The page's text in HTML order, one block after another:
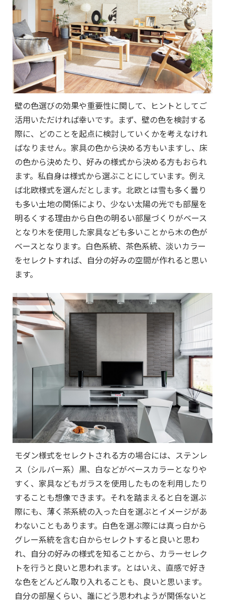
壁の色選びの効果や重要性に関して、ヒントとしてご
活用いただければ幸いです。まず、壁の色を検討する
際に、どのことを起点に検討していくかを考えなけれ
ばなりません。家具の色から決める方もいますし、床
の色から決めたり、好みの様式から決める方もおられ
ます。私自身は様式から選ぶことにしています。例え
ば北欧様式を選んだとします。北欧とは雪も多く曇り
も多い土地の関係により、少ない太陽の光でも部屋を
明るくする理由から白色の明るい部屋づくりがベース
となり木を使用した家具なども多いことから木の色が
ベースとなります。白色系統、茶色系統、淡いカラー
をセレクトすれば、自分の好みの空間が作れると思い
ます。
モダン様式をセレクトされる方の場合には、ステンレ
ス（シルバー系）黒、白などがベースカラーとなりや
すく、家具などもガラスを使用したものを利用したり
することも想像できます。それを踏まえると白を選ぶ
際にも、薄く茶系統の入った白を選ぶとイメージがあ
わないこともあります。白色を選ぶ際には真っ白から
グレー系統を含む白からセレクトすると良いと思わ
れ、自分の好みの様式を知ることから、カラーセレク
トを行うと良いと思われます。とはいえ、直感で好き
な色をどんどん取り入れることも、良いと思います。
自分の部屋くらい、誰にどう思われようが関係ないと